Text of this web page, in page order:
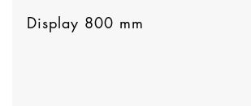
Display 800 mm